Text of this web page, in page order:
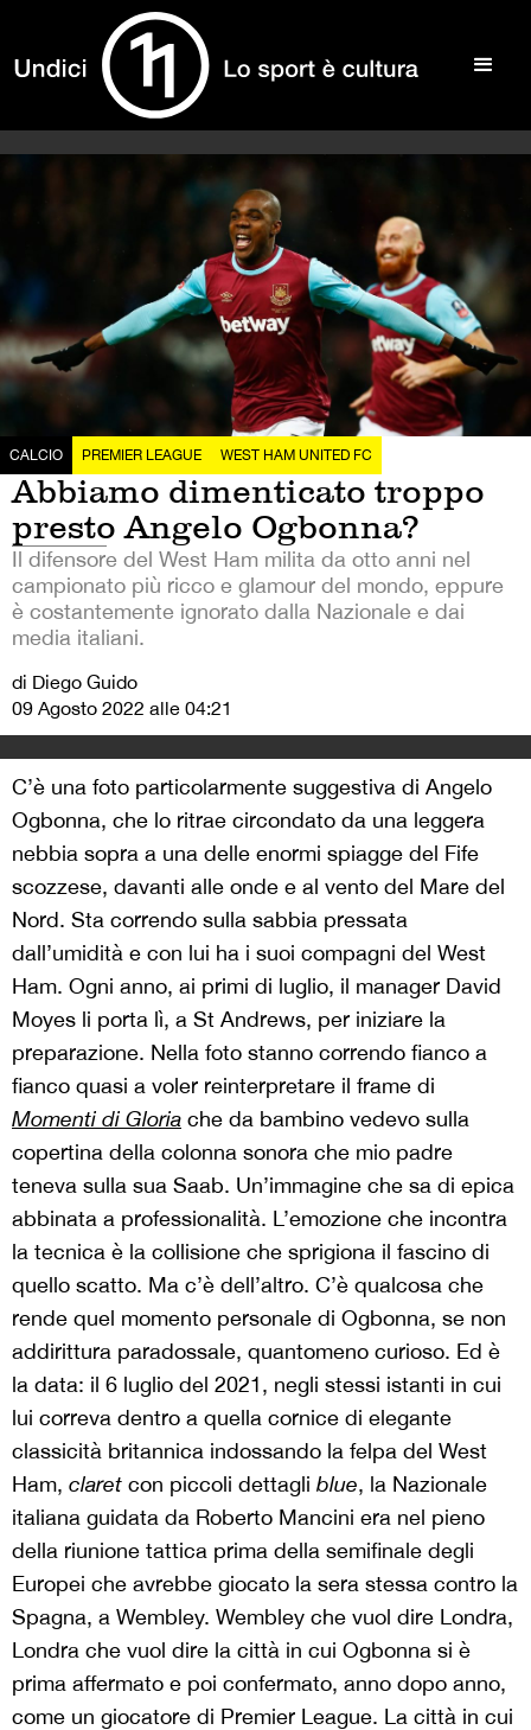
CALCIO PREMIER LEAGUE WEST HAM UNITED FC
Abbiamo dimenticato troppo
presto Angelo Ogbonna?
Il difensore del West Ham milita da otto anni nel
campionato più ricco e glamour del mondo, eppure
è costantemente ignorato dalla Nazionale e dai
media italiani.
di Diego Guido
09 Agosto 2022 alle 04:21
C’è una foto particolarmente suggestiva di Angelo
Ogbonna, che lo ritrae circondato da una leggera
nebbia sopra a una delle enormi spiagge del Fife
scozzese, davanti alle onde e al vento del Mare del
Nord. Sta correndo sulla sabbia pressata
dall’umidità e con lui ha i suoi compagni del West
Ham. Ogni anno, ai primi di luglio, il manager David
Moyes li porta lì, a St Andrews, per iniziare la
preparazione. Nella foto stanno correndo fianco a
fianco quasi a voler reinterpretare il frame di
Momenti di Gloria che da bambino vedevo sulla
copertina della colonna sonora che mio padre
teneva sulla sua Saab. Un’immagine che sa di epica
abbinata a professionalità. L’emozione che incontra
la tecnica è la collisione che sprigiona il fascino di
quello scatto. Ma c’è dell’altro. C’è qualcosa che
rende quel momento personale di Ogbonna, se non
addirittura paradossale, quantomeno curioso. Ed è
la data: il 6 luglio del 2021, negli stessi istanti in cui
lui correva dentro a quella cornice di elegante
classicità britannica indossando la felpa del West
Ham, claret con piccoli dettagli blue, la Nazionale
italiana guidata da Roberto Mancini era nel pieno
della riunione tattica prima della semifinale degli
Europei che avrebbe giocato la sera stessa contro la
Spagna, a Wembley. Wembley che vuol dire Londra,
Londra che vuol dire la città in cui Ogbonna si è
prima affermato e poi confermato, anno dopo anno,
come un giocatore di Premier League. La città in cui